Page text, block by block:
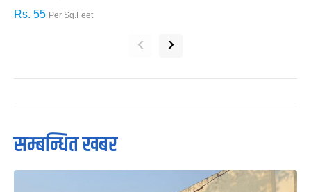
Rs. 55 Per Sq.Feet
‹ ›
सम्बन्धित खबर